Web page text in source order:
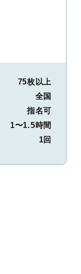
75枚以上
全国
指名可
1〜1.5時間
1回